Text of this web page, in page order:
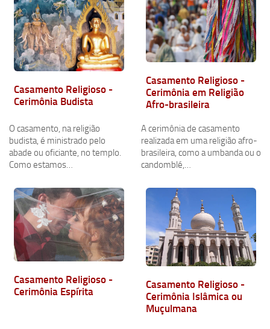
Casamento Religioso -
Cerimônia Budista
O casamento, na religião
budista, é ministrado pelo
abade ou oficiante, no templo.
Como estamos…
Casamento Religioso -
Cerimônia em Religião
Afro-brasileira
A cerimônia de casamento
realizada em uma religião afro-
brasileira, como a umbanda ou o
candomblé,…
Casamento Religioso -
Cerimônia Espírita
Casamento Religioso -
Cerimônia Islâmica ou
Muçulmana